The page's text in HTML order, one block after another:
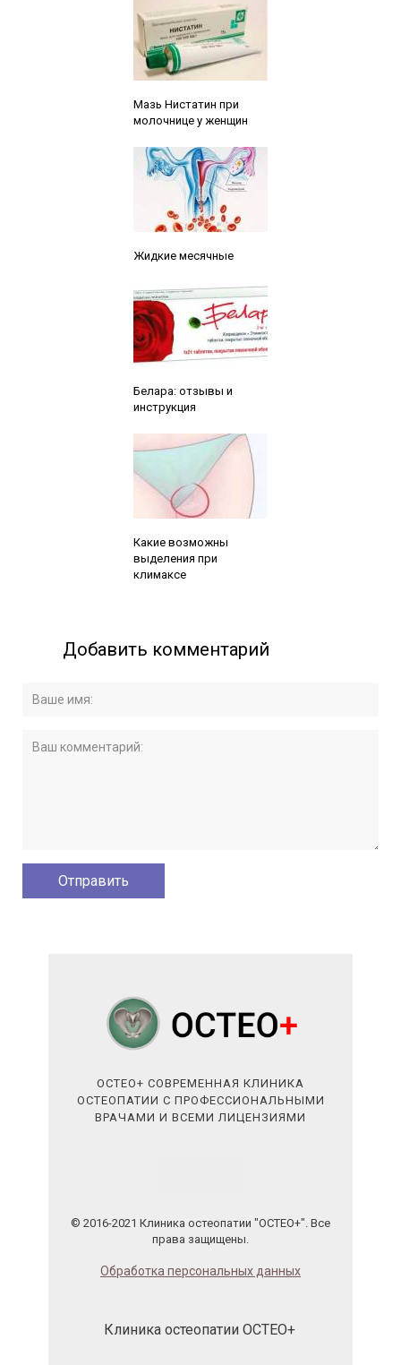
Мазь Нистатин при
молочнице у женщин
Жидкие месячные
Белара: отзывы и
инструкция
Какие возможны
выделения при
климаксе
Добавить комментарий
ОСТЕО+ СОВРЕМЕННАЯ КЛИНИКА
ОСТЕОПАТИИ С ПРОФЕССИОНАЛЬНЫМИ
ВРАЧАМИ И ВСЕМИ ЛИЦЕНЗИЯМИ
© 2016-2021 Клиника остеопатии "ОСТЕО+". Все
права защищены.
Обработка персональных данных
Клиника остеопатии ОСТЕО+